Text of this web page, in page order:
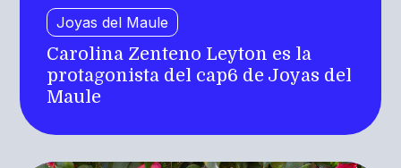
Joyas del Maule
Carolina Zenteno Leyton es la
protagonista del cap6 de Joyas del
Maule